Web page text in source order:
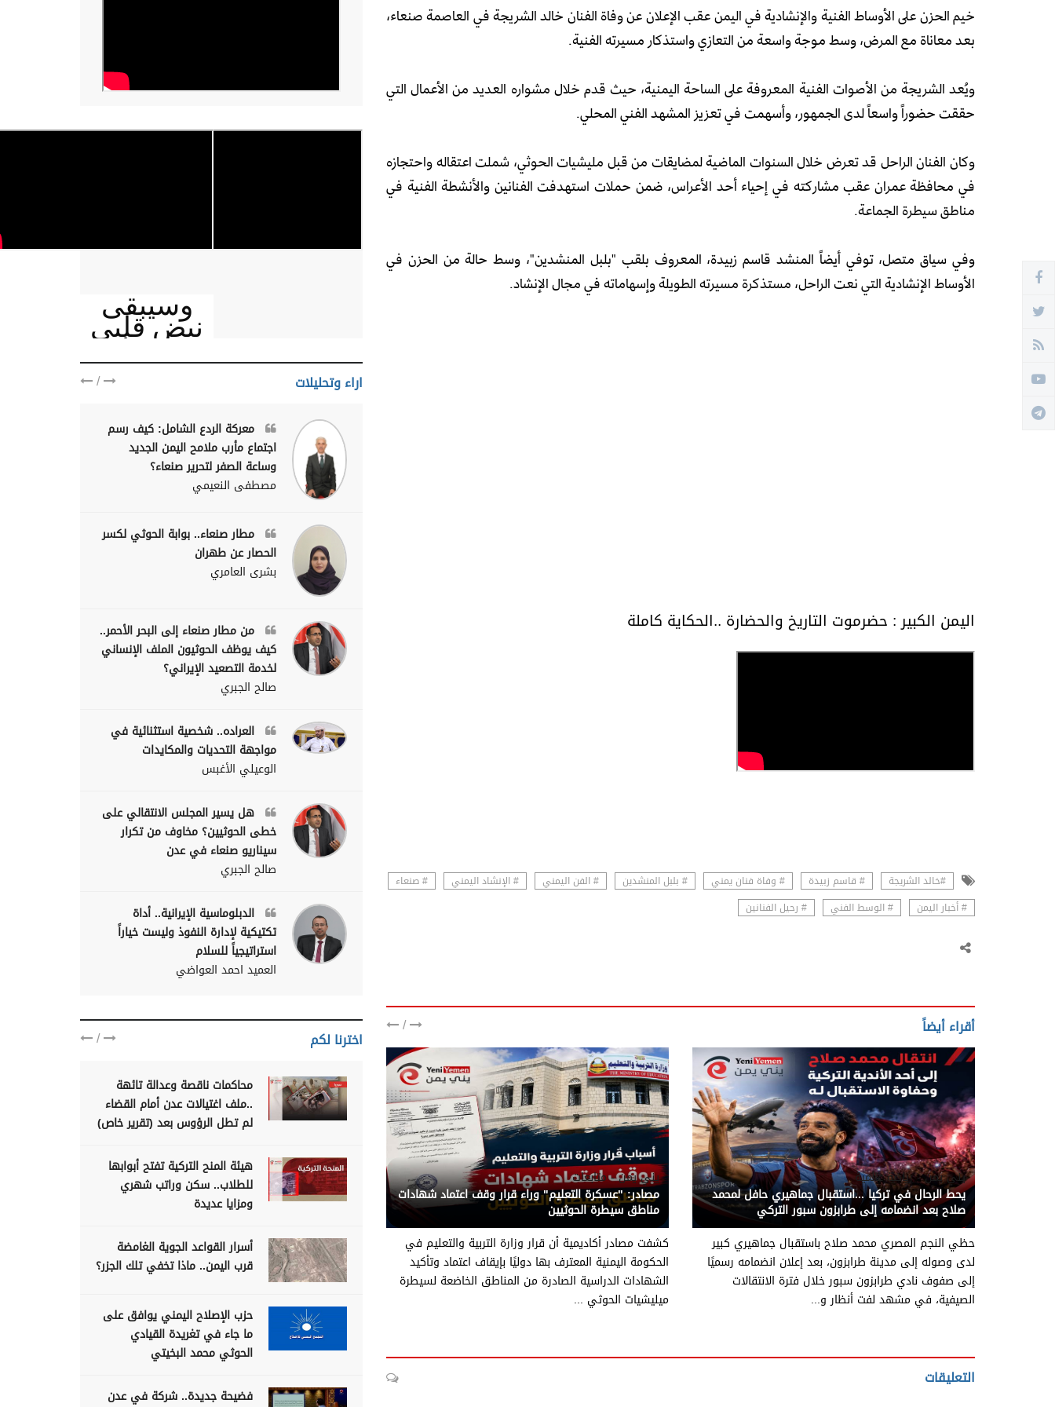
خيم الحزن على الأوساط الفنية والإنشادية في اليمن عقب الإعلان عن وفاة الفنان خالد الشريجة في العاصمة صنعاء،
بعد معاناة مع المرض، وسط موجة واسعة من التعازي واستذكار مسيرته الفنية.
ويُعد الشريجة من الأصوات الفنية المعروفة على الساحة اليمنية، حيث قدم خلال مشواره العديد من الأعمال التي
حققت حضوراً واسعاً لدى الجمهور، وأسهمت في تعزيز المشهد الفني المحلي.
وكان الفنان الراحل قد تعرض خلال السنوات الماضية لمضايقات من قبل مليشيات الحوثي، شملت اعتقاله واحتجازه
في محافظة عمران عقب مشاركته في إحياء أحد الأعراس، ضمن حملات استهدفت الفنانين والأنشطة الفنية في
مناطق سيطرة الجماعة.
وفي سياق متصل، توفي أيضاً المنشد قاسم زبيدة، المعروف بلقب "بلبل المنشدين"، وسط حالة من الحزن في
الأوساط الإنشادية التي نعت الراحل، مستذكرة مسيرته الطويلة وإسهاماته في مجال الإنشاد.
اليمن الكبير : حضرموت التاريخ والحضارة ..الحكاية كاملة
#خالد الشريجة # قاسم زبيدة # وفاة فنان يمني # بلبل المنشدين # الفن اليمني # الإنشاد اليمني
# صنعاء
# أخبار اليمن
# الوسط الفني # رحيل الفنانين
أقراء أيضاً /
يني يمن - رياضة عالمية
يحط الرحال في تركيا ...استقبال جماهيري حافل لمحمد
صلاح بعد انضمامه إلى طرابزون سبور التركي
حظي النجم المصري محمد صلاح باستقبال جماهيري كبير
لدى وصوله إلى مدينة طرابزون، بعد إعلان انضمامه رسميًا
إلى صفوف نادي طرابزون سبور خلال فترة الانتقالات
الصيفية، في مشهد لفت أنظار و...
يني يمن - متابعات
مصادر: "عسكرة التعليم" وراء قرار وقف اعتماد شهادات
مناطق سيطرة الحوثيين
كشفت مصادر أكاديمية أن قرار وزارة التربية والتعليم في
الحكومة اليمنية المعترف بها دوليًا بإيقاف اعتماد وتأكيد
الشهادات الدراسية الصادرة من المناطق الخاضعة لسيطرة
ميليشيات الحوثي ...
التعليقات
وسيبقى
نبض قلبي
يمنيا
اراء وتحليلات /
معركة الردع الشامل: كيف رسم
اجتماع مأرب ملامح اليمن الجديد
وساعة الصفر لتحرير صنعاء؟
مصطفى النعيمي
مطار صنعاء.. بوابة الحوثي لكسر
الحصار عن طهران
بشرى العامري
من مطار صنعاء إلى البحر الأحمر..
كيف يوظف الحوثيون الملف الإنساني
لخدمة التصعيد الإيراني؟
صالح الجبري
العراده.. شخصية استثنائية في
مواجهة التحديات والمكايدات
الوعيلي الأغبس
هل يسير المجلس الانتقالي على
خطى الحوثيين؟ مخاوف من تكرار
سيناريو صنعاء في عدن
صالح الجبري
الدبلوماسية الإيرانية.. أداة
تكتيكية لإدارة النفوذ وليست خياراً
استراتيجياً للسلام
العميد احمد العواضي
اخترنا لكم /
محاكمات ناقصة وعدالة تائهة
..ملف اغتيالات عدن أمام القضاء
لم تطل الرؤوس بعد (تقرير خاص)
هيئة المنح التركية تفتح أبوابها
للطلاب.. سكن وراتب شهري
ومزايا عديدة
أسرار القواعد الجوية الغامضة
قرب اليمن.. ماذا تخفي تلك الجزر؟
حزب الإصلاح اليمني يوافق على
ما جاء في تغريدة القيادي
الحوثي محمد البخيتي
فضيحة جديدة.. شركة في عدن